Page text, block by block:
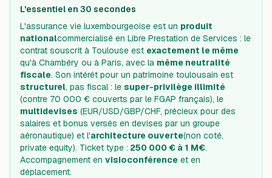
L'essentiel en 30 secondes
L'assurance vie luxembourgeoise est un produit
nationalcommercialisé en Libre Prestation de Services : le
contrat souscrit à Toulouse est exactement le même
qu'à Chambéry ou à Paris, avec la même neutralité
fiscale. Son intérêt pour un patrimoine toulousain est
structurel, pas fiscal : le super-privilège illimité
(contre 70 000 € couverts par le FGAP français), le
multidevises (EUR/USD/GBP/CHF, précieux pour des
salaires et bonus versés en devises par un groupe
aéronautique) et l'architecture ouverte(non coté,
private equity). Ticket type : 250 000 € à 1 M€.
Accompagnement en visioconférence et en
déplacement.